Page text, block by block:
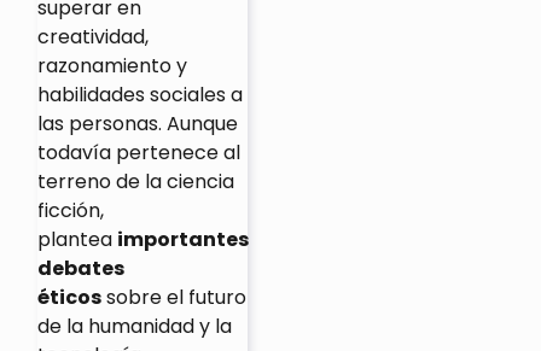
superar en
creatividad,
razonamiento y
habilidades sociales a
las personas. Aunque
todavía pertenece al
terreno de la ciencia
ficción,
plantea importantes
debates
éticossobre el futuro
de la humanidad y la